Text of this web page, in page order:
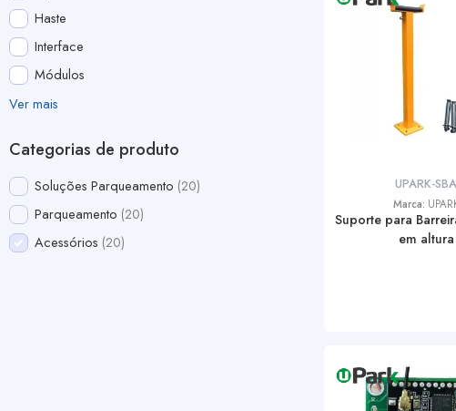
UPARK-SBA
Marca:
Suporte para
em altura
Haste
Interface
Módulos
Ver mais
Categorias de produto
Soluções Parqueamento 20
Parqueamento 20
Acessórios 20